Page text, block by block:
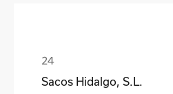
Sacos Hidalgo, S.L.